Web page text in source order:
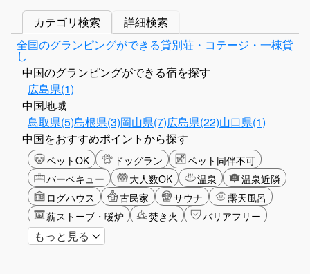
カテゴリ検索
詳細検索
全国のグランピングができる貸別荘・コテージ・一棟貸
し
中国のグランピングができる宿を探す
広島県(1)
中国地域
鳥取県(5)島根県(3)岡山県(7)広島県(22)山口県(1)
中国をおすすめポイントから探す
ペットOK ドッグラン
ペット同伴不可
バーベキュー
大人数OK 温泉
温泉近隣
ログハウス
古民家 サウナ
露天風呂
薪ストーブ・暖炉
焚き火
バリアフリー
カップル
もっと見る